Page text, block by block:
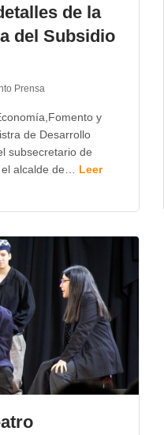
de la
del Subsidio
Prensa
y
de Desarrollo
subsecretario de
alcalde de… Leer